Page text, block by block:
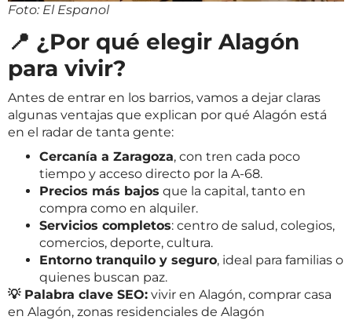
Foto: El Espanol
📍 ¿Por qué elegir Alagón
para vivir?
Antes de entrar en los barrios, vamos a dejar claras
algunas ventajas que explican por qué Alagón está
en el radar de tanta gente:
Cercanía a Zaragoza, con tren cada poco
tiempo y acceso directo por la A-68.
Precios más bajos que la capital, tanto en
compra como en alquiler.
Servicios completos: centro de salud, colegios,
comercios, deporte, cultura.
Entorno tranquilo y seguro, ideal para familias o
quienes buscan paz.
💡 Palabra clave SEO: vivir en Alagón, comprar casa
en Alagón, zonas residenciales de Alagón